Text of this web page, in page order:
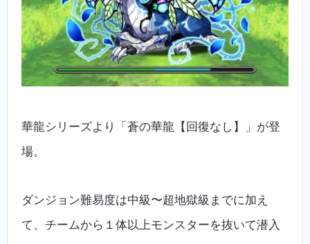
華龍シリーズより「蒼の華龍【回復なし】」が登
場。
ダンジョン難易度は中級〜超地獄級までに加え
て、チームから１体以上モンスターを抜いて潜入